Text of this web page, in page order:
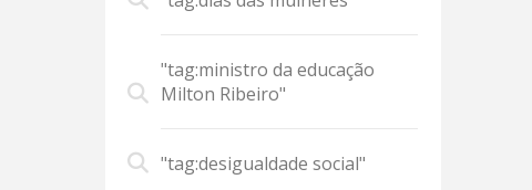
"tag:ministro da educação
Milton Ribeiro"
"tag:desigualdade social"